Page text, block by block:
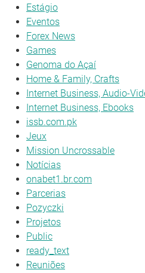
Estágio
Eventos
Forex News
Games
Genoma do Açaí
Home & Family, Crafts
Internet Business, Audio-
Internet Business, Ebooks
issb.com.pk
Jeux
Mission Uncrossable
Notícias
onabet1.br.com
Parcerias
Pozyczki
Projetos
Public
ready_text
Reuniões